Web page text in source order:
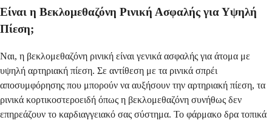
Είναι η Βεκλομεθαζόνη Ρινική Ασφαλής για Υψηλή
Πίεση;
Ναι, η βεκλομεθαζόνη ρινική είναι γενικά ασφαλής για άτομα με
υψηλή αρτηριακή πίεση. Σε αντίθεση με τα ρινικά σπρέι
αποσυμφόρησης που μπορούν να αυξήσουν την αρτηριακή πίεση, τα
ρινικά κορτικοστεροειδή όπως η βεκλομεθαζόνη συνήθως δεν
επηρεάζουν το καρδιαγγειακό σας σύστημα. Το φάρμακο δρα τοπικά